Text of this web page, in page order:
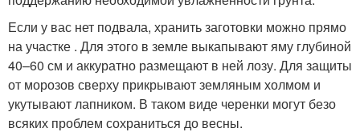
Если у вас нет подвала, хранить заготовки можно прямо
на участке . Для этого в земле выкапывают яму глубиной
40–60 см и аккуратно размещают в ней лозу. Для защиты
от морозов сверху прикрывают земляным холмом и
укутывают лапником. В таком виде черенки могут безо
всяких проблем сохраниться до весны.